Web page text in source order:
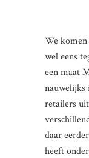
We
wel eens
een maat
nauwelijks
retailers
daar
heeft